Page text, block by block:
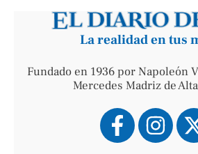
La realidad en tus
Fundado en 1936 por Napoleón
Mercedes Madriz de